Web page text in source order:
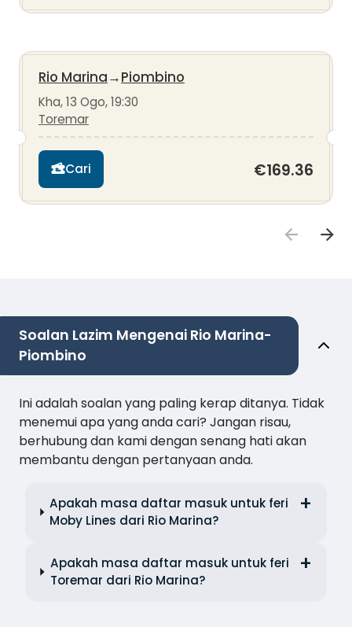
Rio Marina→Piombino
Kha, 13 Ogo, 19:30
Toremar
Cari €169.36
Soalan Lazim Mengenai Rio Marina-
Piombino
Ini adalah soalan yang paling kerap ditanya. Tidak
menemui apa yang anda cari? Jangan risau,
berhubung dan kami dengan senang hati akan
membantu dengan pertanyaan anda.
Apakah masa daftar masuk untuk feri
Moby Lines dari Rio Marina?
Apakah masa daftar masuk untuk feri
Toremar dari Rio Marina?